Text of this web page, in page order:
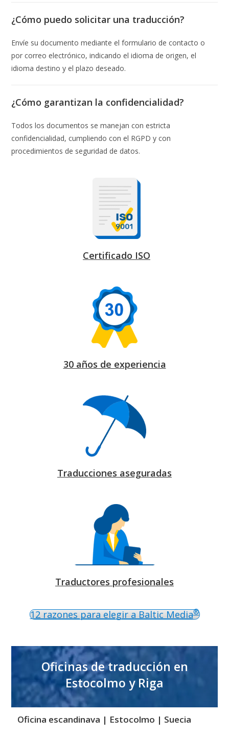
¿Cómo puedo solicitar una traducción?
Envíe su documento mediante el formulario de contacto o
por correo electrónico, indicando el idioma de origen, el
idioma destino y el plazo deseado.
¿Cómo garantizan la confidencialidad?
Todos los documentos se manejan con estricta
confidencialidad, cumpliendo con el RGPD y con
procedimientos de seguridad de datos.
Certificado ISO
30 años de experiencia
Traducciones aseguradas
Traductores profesionales
12 razones para elegir a Baltic Media®
Oficinas de traducción en
Estocolmo y Riga
Oficina escandinava | Estocolmo | Suecia